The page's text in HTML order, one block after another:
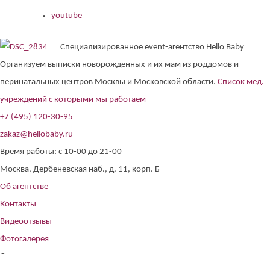
youtube
Специализированное event-агентство Hello Baby
Организуем выписки новорожденных и их мам из роддомов и
перинатальных центров Москвы и Московской области. Список мед.
учреждений с которыми мы работаем
+7 (495) 120-30-95
zakaz@hellobaby.ru
Время работы: с 10-00 до 21-00
Москва, Дербеневская наб., д. 11, корп. Б
Об агентстве
Контакты
Видеоотзывы
Фотогалерея